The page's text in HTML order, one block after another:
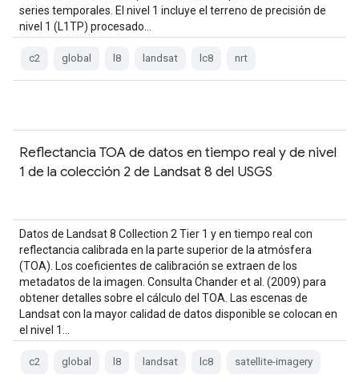
series temporales. El nivel 1 incluye el terreno de precisión de
nivel 1 (L1TP) procesado…
c2 global l8 landsat lc8 nrt
Reflectancia TOA de datos en tiempo real y de nivel
1 de la colección 2 de Landsat 8 del USGS
Datos de Landsat 8 Collection 2 Tier 1 y en tiempo real con
reflectancia calibrada en la parte superior de la atmósfera
(TOA). Los coeficientes de calibración se extraen de los
metadatos de la imagen. Consulta Chander et al. (2009) para
obtener detalles sobre el cálculo del TOA. Las escenas de
Landsat con la mayor calidad de datos disponible se colocan en
el nivel 1…
c2 global l8 landsat lc8 satellite-imagery